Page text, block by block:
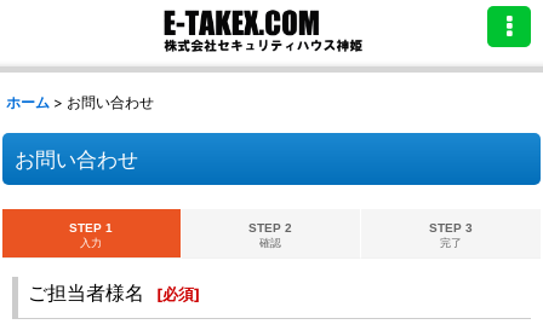
ホーム > お問い合わせ
お問い合わせ
STEP 1
入力
STEP 2
確認
STEP 3
完了
ご担当者様名 [必須]